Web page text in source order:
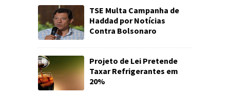
TSE Multa Campanha de
Haddad por Notícias
Contra Bolsonaro
Projeto de Lei Pretende
Taxar Refrigerantes em
20%